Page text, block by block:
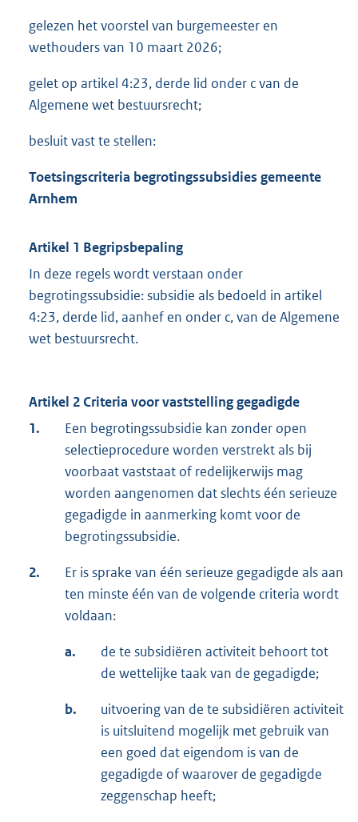
gelezen het voorstel van burgemeester en
wethouders van 10 maart 2026;
gelet op artikel 4:23, derde lid onder c van de
Algemene wet bestuursrecht;
besluit vast te stellen:
Toetsingscriteria begrotingssubsidies gemeente
Arnhem
Artikel 1 Begripsbepaling
In deze regels wordt verstaan onder
begrotingssubsidie: subsidie als bedoeld in artikel
4:23, derde lid, aanhef en onder c, van de Algemene
wet bestuursrecht.
Artikel 2 Criteria voor vaststelling gegadigde
1.
Een begrotingssubsidie kan zonder open
selectieprocedure worden verstrekt als bij
voorbaat vaststaat of redelijkerwijs mag
worden aangenomen dat slechts één serieuze
gegadigde in aanmerking komt voor de
begrotingssubsidie.
2.
Er is sprake van één serieuze gegadigde als aan
ten minste één van de volgende criteria wordt
voldaan:
a.
de te subsidiëren activiteit behoort tot
de wettelijke taak van de gegadigde;
b.
uitvoering van de te subsidiëren activiteit
is uitsluitend mogelijk met gebruik van
een goed dat eigendom is van de
gegadigde of waarover de gegadigde
zeggenschap heeft;